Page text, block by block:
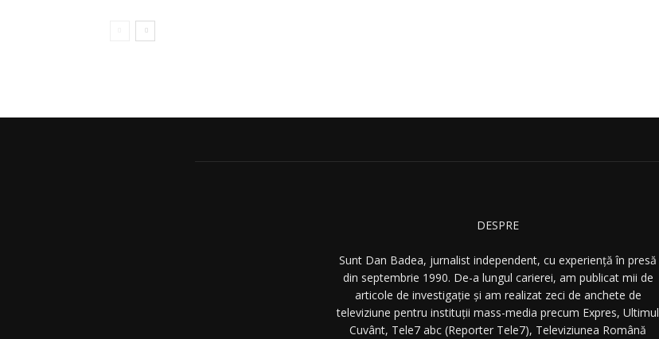
DESPRE
Sunt Dan Badea, jurnalist independent, cu experiență în presă
din septembrie 1990. De-a lungul carierei, am publicat mii de
articole de investigație și am realizat zeci de anchete de
televiziune pentru instituții mass-media precum Expres, Ultimul
Cuvânt, Tele7 abc (Reporter Tele7), Televiziunea Română